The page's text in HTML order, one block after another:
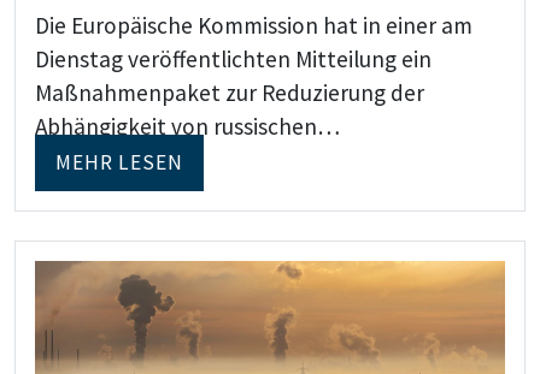
Die Europäische Kommission hat in einer am
Dienstag veröffentlichten Mitteilung ein
Maßnahmenpaket zur Reduzierung der
Abhängigkeit von russischen…
MEHR LESEN